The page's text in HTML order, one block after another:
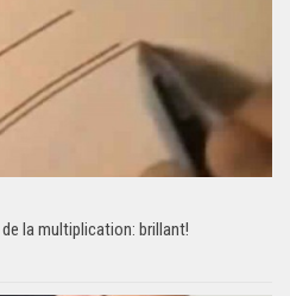
la multiplication: brillant!